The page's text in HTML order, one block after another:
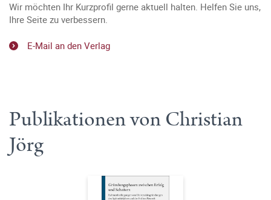
Wir möchten Ihr Kurzprofil gerne aktuell halten. Helfen Sie uns,
Ihre Seite zu verbessern.
E-Mail an den Verlag
Publikationen von Christian
Jörg